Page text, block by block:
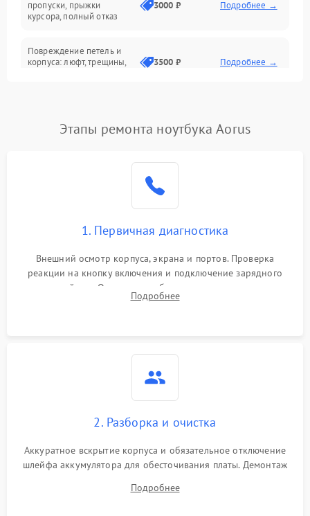
пропуски, прыжки
курсора, полный отказ
3000 ₽ Подробнее →
Повреждение петель и
корпуса: люфт, трещины,
3500 ₽ Подробнее →
невозможность зарядки,
2500 ₽ Подробнее →
2000 ₽
Перегрев из‑за пыли,
неисправности кулера
Выход из строя SSD или
HDD: медленная загрузка,
2000 ₽
Проблемы Wi‑Fi или
Этапы ремонта ноутбука Aorus
1. Первичная диагностика
Внешний осмотр корпуса, экрана и портов. Проверка
реакции на кнопку включения и подключение зарядного
устройства. Оценка потребления тока с помощью
лабораторного блока питания для локализации проблемы.
Подробнее
2. Разборка и очистка
Аккуратное вскрытие корпуса и обязательное отключение
шлейфа аккумулятора для обесточивания платы. Демонтаж
высохшей термопасты с кристаллов чипов.
Подробнее